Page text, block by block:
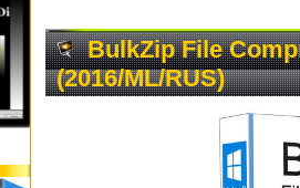
BulkZip File
(2016/ML/RUS)